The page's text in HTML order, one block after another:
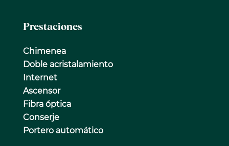
Prestaciones
Chimenea
Doble acristalamiento
Internet
Ascensor
Fibra óptica
Conserje
Portero automático